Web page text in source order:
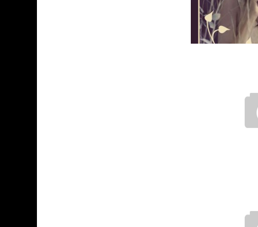
ASSASSIN'S CREED BLACK FLAG RESYNCED